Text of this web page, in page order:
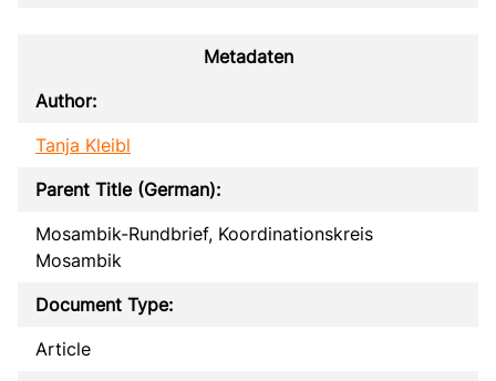
Metadaten
Author:
Tanja Kleibl
Parent Title (German):
Mosambik-Rundbrief, Koordinationskreis
Mosambik
Document Type:
Article